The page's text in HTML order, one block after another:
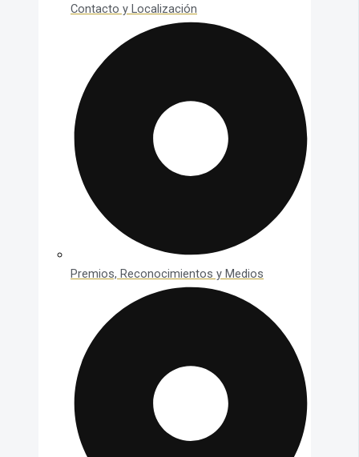
Contacto y Localización
Premios, Reconocimientos y Medios